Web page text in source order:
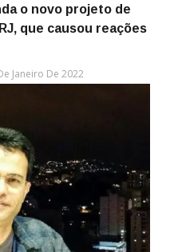
o novo projeto de
que causou reações
Janeiro De 2022